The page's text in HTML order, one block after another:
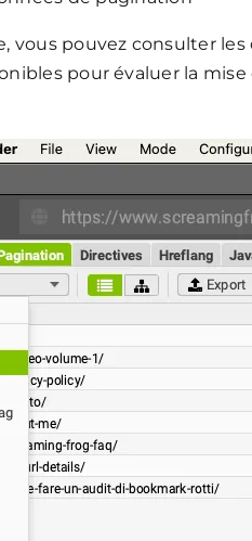
vous pouvez consulter
pour évaluer la